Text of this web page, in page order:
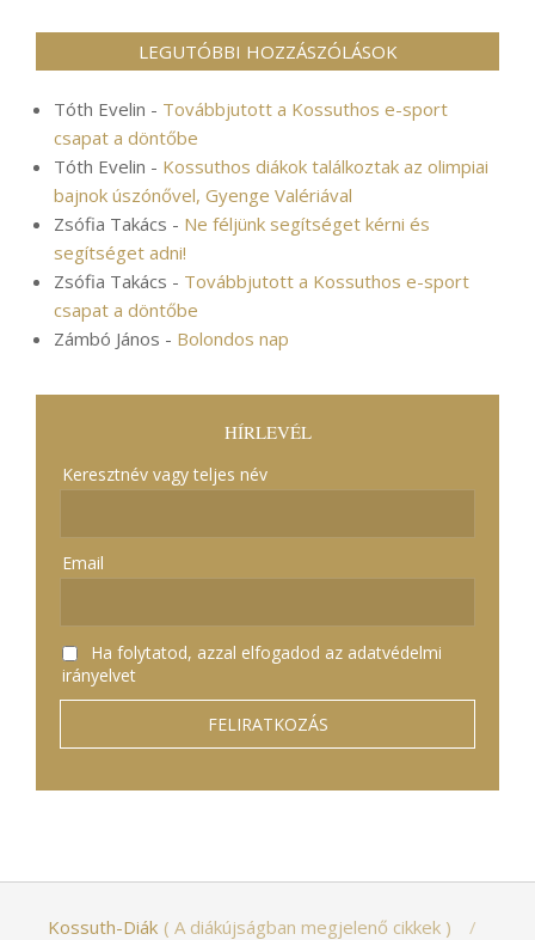
LEGUTÓBBI HOZZÁSZÓLÁSOK
Tóth Evelin - Továbbjutott a Kossuthos e-sport
csapat a döntőbe
Tóth Evelin - Kossuthos diákok találkoztak az olimpiai
bajnok úszónővel, Gyenge Valériával
Zsófia Takács - Ne féljünk segítséget kérni és
segítséget adni!
Zsófia Takács - Továbbjutott a Kossuthos e-sport
csapat a döntőbe
Zámbó János - Bolondos nap
HÍRLEVÉL
Keresztnév vagy teljes név
Email
Ha folytatod, azzal elfogadod az adatvédelmi
irányelvet
Kossuth-Diák
A diákújságban megjelenő cikkek